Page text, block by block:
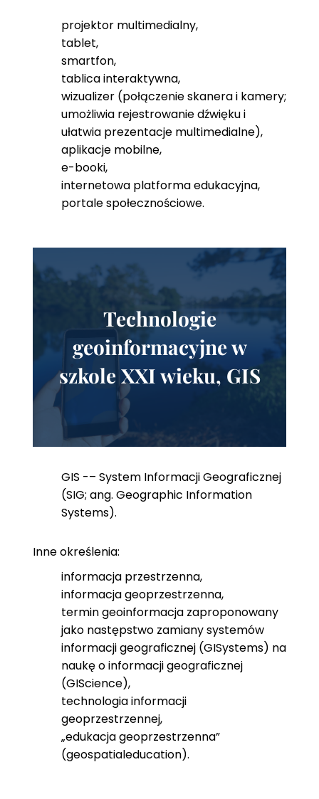
projektor multimedialny,
tablet,
smartfon,
tablica interaktywna,
wizualizer (połączenie skanera i kamery;
umożliwia rejestrowanie dźwięku i
ułatwia prezentacje multimedialne),
aplikacje mobilne,
e-booki,
internetowa platforma edukacyjna,
portale społecznościowe.
Technologie
geoinformacyjne w
szkole XXI wieku, GIS
GIS -– System Informacji Geograficznej
(SIG; ang. Geographic Information
Systems).
Inne określenia:
informacja przestrzenna,
informacja geoprzestrzenna,
termin geoinformacja zaproponowany
jako następstwo zamiany systemów
informacji geograficznej (GISystems) na
naukę o informacji geograficznej
(GIScience),
technologia informacji
geoprzestrzennej,
„edukacja geoprzestrzenna”
(geospatialeducation).